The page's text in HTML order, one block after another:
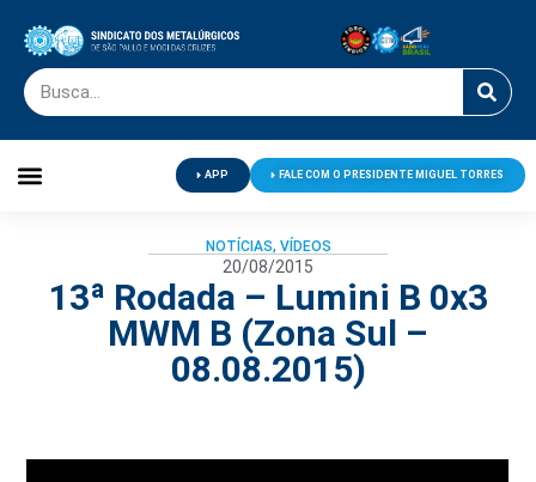
APP FALE COM O PRESIDENTE MIGUEL TORRES
NOTÍCIAS, VÍDEOS
20/08/2015
13ª Rodada – Lumini B 0x3
MWM B (Zona Sul –
08.08.2015)